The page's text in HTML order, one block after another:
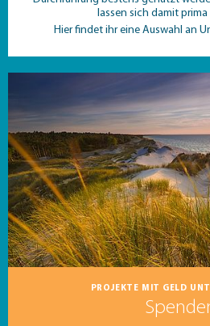
lassen sich damit
Hier findet ihr eine Auswahl an
PROJEKTE MIT GELD